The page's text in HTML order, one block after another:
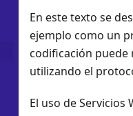
En este texto se
ejemplo como un
codificación puede
utilizando el
El uso de